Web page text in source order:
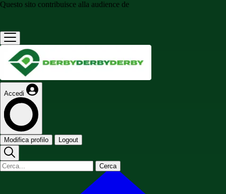
Questo sito contribuisce alla audience de
Accedi
Modifica profilo Logout
Cerca